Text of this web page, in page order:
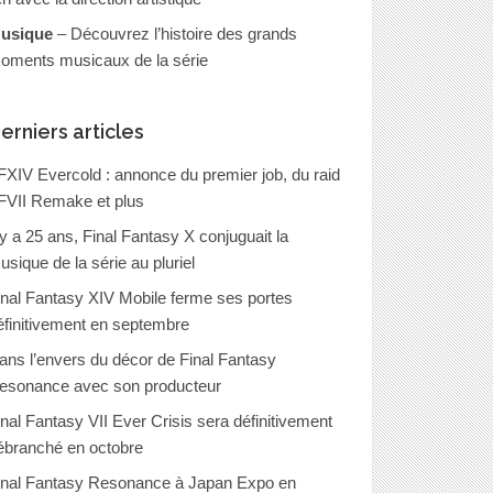
– Découvrez l’histoire des grands
musicaux de la série
articles
Evercold : annonce du premier job, du raid
Remake et plus
a 25 ans, Final Fantasy X conjuguait la
de la série au pluriel
Fantasy XIV Mobile ferme ses portes
en septembre
l’envers du décor de Final Fantasy
avec son producteur
Fantasy VII Ever Crisis sera définitivement
en octobre
Fantasy Resonance à Japan Expo en